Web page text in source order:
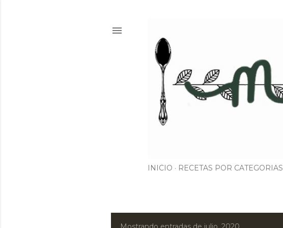
INICIO RECETAS POR CATEGORIAS